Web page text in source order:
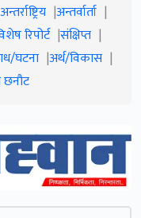
अन्तर्राष्ट्रिय अन्तर्वार्ता
रिपोर्ट संक्षिप्त
घटना अर्थ/विकास